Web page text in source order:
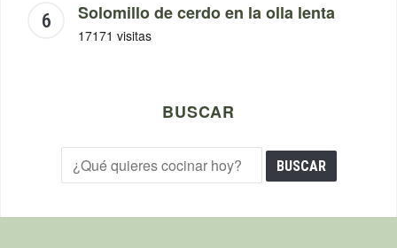
Solomillo de cerdo en la olla lenta
17171 visitas
BUSCAR